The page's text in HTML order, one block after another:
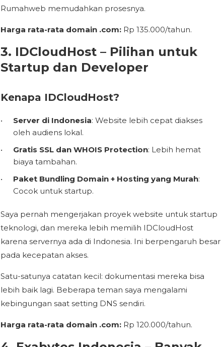
Rumahweb memudahkan prosesnya.
Harga rata-rata domain .com: Rp 135.000/tahun.
3. IDCloudHost – Pilihan untuk
Startup dan Developer
Kenapa IDCloudHost?
Server di Indonesia: Website lebih cepat diakses
oleh audiens lokal.
Gratis SSL dan WHOIS Protection: Lebih hemat
biaya tambahan.
Paket Bundling Domain + Hosting yang Murah:
Cocok untuk startup.
Saya pernah mengerjakan proyek website untuk startup
teknologi, dan mereka lebih memilih IDCloudHost
karena servernya ada di Indonesia. Ini berpengaruh besar
pada kecepatan akses.
Satu-satunya catatan kecil: dokumentasi mereka bisa
lebih baik lagi. Beberapa teman saya mengalami
kebingungan saat setting DNS sendiri.
Harga rata-rata domain .com: Rp 120.000/tahun.